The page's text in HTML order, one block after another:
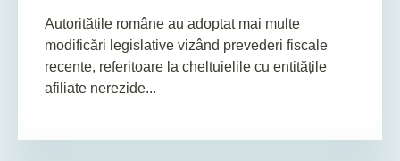
Autoritățile române au adoptat mai multe
modificări legislative vizând prevederi fiscale
recente, referitoare la cheltuielile cu entitățile
afiliate nerezide...